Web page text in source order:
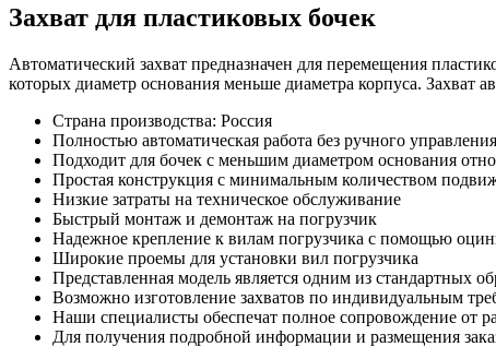
Захват для пластиковых бочек
Автоматический захват предназначен для перемещения
которых диаметр основания меньше диаметра корпуса. Захват
Страна производства: Россия
Полностью автоматическая работа без ручного управления
Подходит для бочек с меньшим диаметром основания
Простая конструкция с минимальным количеством
Низкие затраты на техническое обслуживание
Быстрый монтаж и демонтаж на погрузчик
Надежное крепление к вилам погрузчика с помощью
Широкие проемы для установки вил погрузчика
Представленная модель является одним из стандартных
Возможно изготовление захватов по индивидуальным
Наши специалисты обеспечат полное сопровождение от
Для получения подробной информации и размещения